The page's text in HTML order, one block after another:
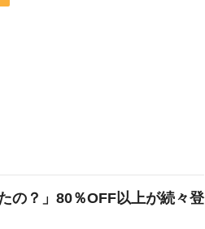
の？」80％OFF以上が続々登